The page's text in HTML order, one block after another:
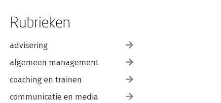
Rubrieken
advisering
algemeen management
coaching en trainen
communicatie en media